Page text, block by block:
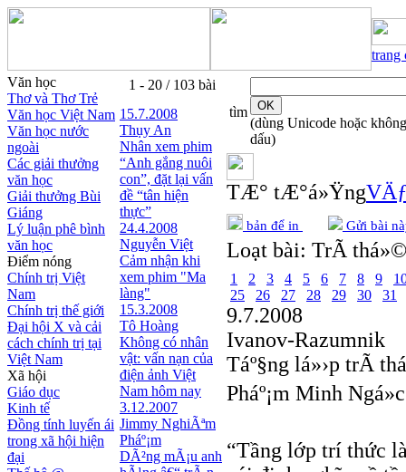
trang
Văn học
Thơ và Thơ Trẻ
Văn học Việt Nam
Văn học nước
ngoài
Các giải thưởng
văn học
Giải thưởng Bùi
Giáng
Lý luận phê bình
văn học
Điểm nóng
Chính trị Việt
Nam
Chính trị thế giới
Đại hội X và cải
cách chính trị tại
Việt Nam
Xã hội
Giáo dục
Kinh tế
Đồng tính luyến ái
trong xã hội hiện
đại
1 - 20 / 103 bài
15.7.2008
Thụy An
Nhân xem phim
“Anh gắng nuôi
con”, đặt lại vấn
đề “tân hiện
thực”
24.4.2008
Nguyễn Việt
Cảm nhận khi
xem phim "Ma
làng"
15.3.2008
Tô Hoàng
Không có nhân
vật: vấn nạn của
điện ảnh Việt
Nam hôm nay
3.12.2007
Jimmy NghiÃªm
Pháº¡m
DÃ²ng mÃ¡u anh
tìm
(dùng Unicode hoặc không
dấu)
TÆ° tÆ°á»Ÿng
bản để in Gửi bài
Loạt bài: TrÃ­
1 2 3 4 5 6 7 8 9
25
26 27 28 29 30 31
9.7.2008
Ivanov-Razumnik
Táº§ng lá»›p trÃ­
Pháº¡m Minh
“Tầng lớp trí thức